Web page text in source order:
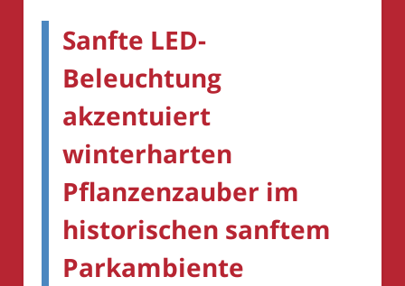
Sanfte LED-
Beleuchtung
akzentuiert
winterharten
Pflanzenzauber im
historischen sanftem
Parkambiente